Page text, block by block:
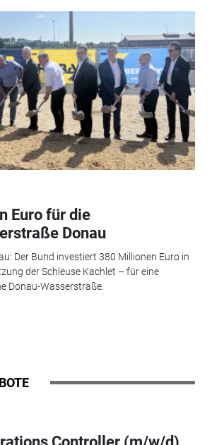
Euro für die
Donau
Der Bund investiert 380 Millionen Euro in
der Schleuse Kachlet – für eine
Donau-Wasserstraße.